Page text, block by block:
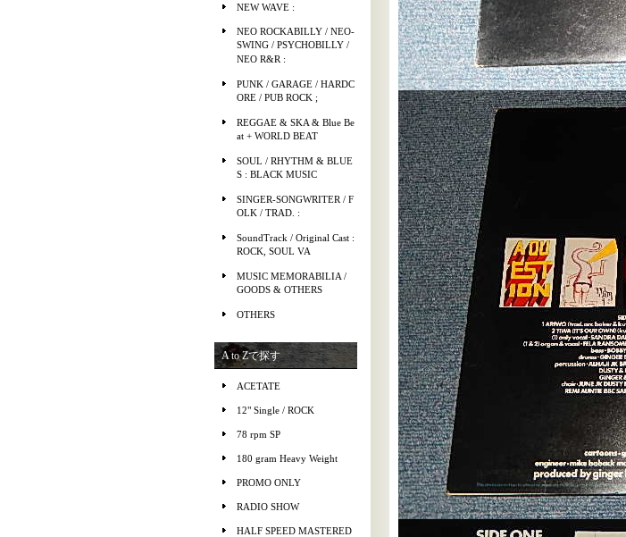
NEW WAVE :
NEO ROCKABILLY / NEO-
SWING / PSYCHOBILLY /
NEO R&R :
PUNK / GARAGE / HARDC
ORE / PUB ROCK ;
REGGAE & SKA & Blue Be
at + WORLD BEAT
SOUL / RHYTHM & BLUE
S : BLACK MUSIC
SINGER-SONGWRITER / F
OLK / TRAD. :
SoundTrack / Original Cast :
ROCK, SOUL VA
MUSIC MEMORABILIA /
GOODS & OTHERS
OTHERS
A to Zで探す
ACETATE
12" Single / ROCK
78 rpm SP
180 gram Heavy Weight
PROMO ONLY
RADIO SHOW
HALF SPEED MASTERED